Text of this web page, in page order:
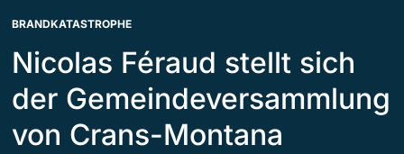
BRANDKATASTROPHE
Nicolas Féraud stellt sich
der Gemeindeversammlung
von Crans-Montana